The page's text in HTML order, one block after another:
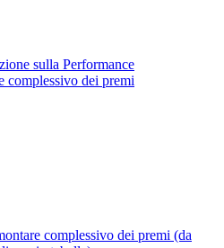
sulla Performance
complessivo dei premi
complessivo dei premi (da